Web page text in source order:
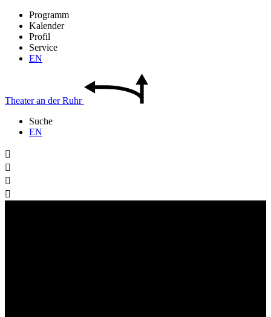
Programm
Kalender
Profil
Service
EN
Theateran derRuhr
Suche
EN



